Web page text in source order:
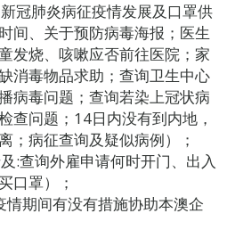
冠肺炎病征疫情发展及口罩供
间、关于预防病毒海报；医生
发烧、咳嗽应否前往医院；家
消毒物品求助；查询卫生中心
病毒问题；查询若染上冠状病
查问题；14日内没有到内地，
；病征查询及疑似病例）；
:查询外雇申请何时开门、出入
口罩）；
期间有没有措施协助本澳企